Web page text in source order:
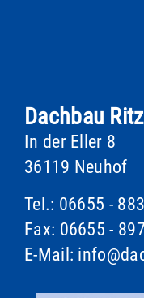
Dachbau
In der Eller 8
36119 Neuhof
Tel.: 06655 -
Fax: 06655 -
E-Mail: